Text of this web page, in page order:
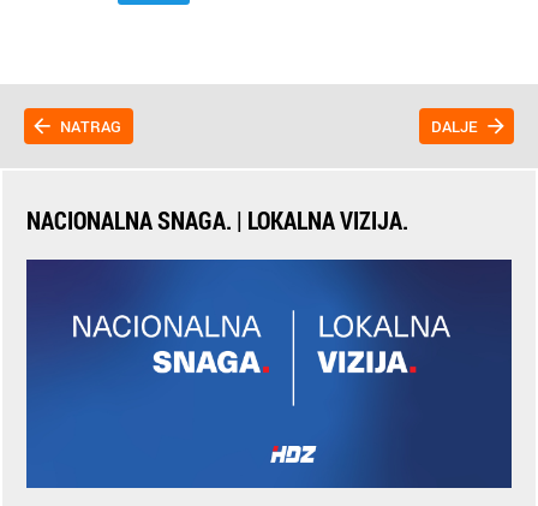
NATRAG DALJE
NACIONALNA SNAGA. | LOKALNA VIZIJA.